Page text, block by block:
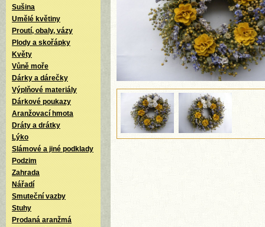
Sušina
Umělé květiny
Proutí, obaly, vázy
Plody a skořápky
Květy
Vůně moře
Dárky a dárečky
Výplňové materiály
Dárkové poukazy
Aranžovací hmota
Dráty a drátky
Lýko
Slámové a jiné podklady
Podzim
Zahrada
Nářadí
Smuteční vazby
Stuhy
Prodaná aranžmá